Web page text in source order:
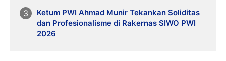
Ketum PWI Ahmad Munir Tekankan Soliditas
dan Profesionalisme di Rakernas SIWO PWI
2026